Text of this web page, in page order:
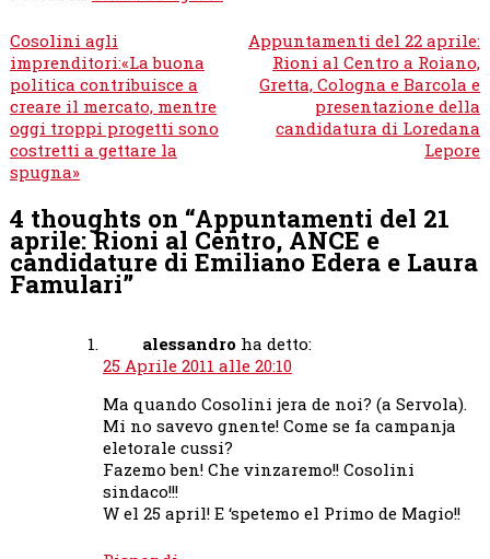
Navigazione
articoli
Cosolini agli
imprenditori:«La buona
politica contribuisce a
creare il mercato, mentre
oggi troppi progetti sono
costretti a gettare la
spugna»
Appuntamenti del 22 aprile:
Rioni al Centro a Roiano,
Gretta, Cologna e Barcola e
presentazione della
candidatura di Loredana
Lepore
4 thoughts on “Appuntamenti del 21
aprile: Rioni al Centro, ANCE e
candidature di Emiliano Edera e Laura
Famulari”
alessandro ha detto:
25 Aprile 2011 alle 20:10
Ma quando Cosolini jera de noi? (a Servola).
Mi no savevo gnente! Come se fa campanja
eletorale cussi?
Fazemo ben! Che vinzaremo!! Cosolini
sindaco!!!
W el 25 april! E ‘spetemo el Primo de Magio!!